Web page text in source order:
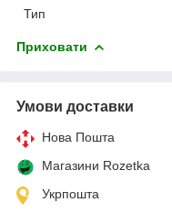
Тип
Приховати
Умови доставки
Нова Пошта
Магазини Rozetka
Укрпошта